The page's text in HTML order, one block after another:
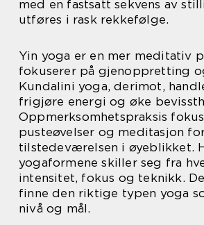
med en fastsatt sekvens av
utføres i rask rekkefølge.
Yin yoga er en mer meditativ
fokuserer på gjenoppretting
Kundalini yoga, derimot,
frigjøre energi og øke
Oppmerksomhetspraksis
pusteøvelser og meditasjon
tilstedeværelsen i øyeblikket.
yogaformene skiller seg fra
intensitet, fokus og teknikk.
finne den riktige typen yoga
nivå og mål.